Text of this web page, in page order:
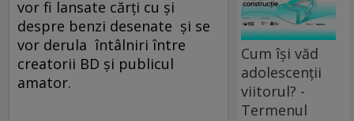
vor fi lansate cărţi cu şi
despre benzi desenate şi se
vor derula întâlniri între
creatorii BD şi publicul
amator.
Cum își văd
adolescenții
viitorul? -
Termenul